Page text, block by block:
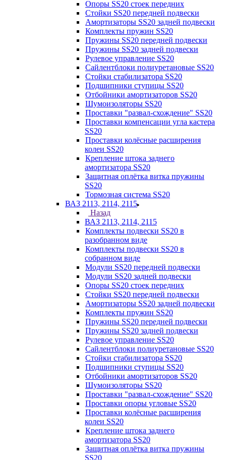
Опоры SS20 стоек передних
Стойки SS20 передней подвески
Амортизаторы SS20 задней подвески
Комплекты пружин SS20
Пружины SS20 передней подвески
Пружины SS20 задней подвески
Рулевое управление SS20
Сайлентблоки полиуретановые SS20
Стойки стабилизатора SS20
Подшипники ступицы SS20
Отбойники амортизаторов SS20
Шумоизоляторы SS20
Проставки "развал-схождение" SS20
Проставки компенсации угла кастера
SS20
Проставки колёсные расширения
колеи SS20
Крепление штока заднего
амортизатора SS20
Защитная оплётка витка пружины
SS20
Тормозная система SS20
ВАЗ 2113, 2114, 2115
Назад
ВАЗ 2113, 2114, 2115
Комплекты подвески SS20 в
разобранном виде
Комплекты подвески SS20 в
собранном виде
Модули SS20 передней подвески
Модули SS20 задней подвески
Опоры SS20 стоек передних
Стойки SS20 передней подвески
Амортизаторы SS20 задней подвески
Комплекты пружин SS20
Пружины SS20 передней подвески
Пружины SS20 задней подвески
Рулевое управление SS20
Сайлентблоки полиуретановые SS20
Стойки стабилизатора SS20
Подшипники ступицы SS20
Отбойники амортизаторов SS20
Шумоизоляторы SS20
Проставки "развал-схождение" SS20
Проставки опоры угловые SS20
Проставки колёсные расширения
колеи SS20
Крепление штока заднего
амортизатора SS20
Защитная оплётка витка пружины
SS20